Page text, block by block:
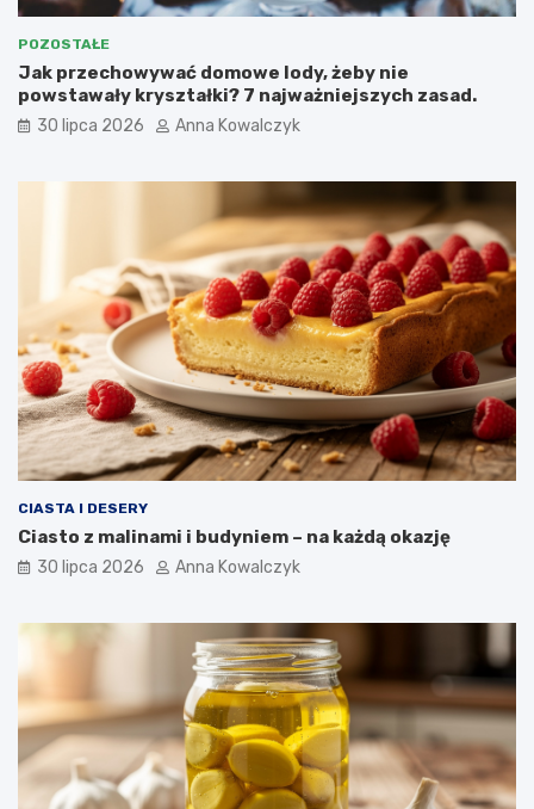
POZOSTAŁE
Jak przechowywać domowe lody, żeby nie
powstawały kryształki? 7 najważniejszych zasad.
30 lipca 2026 Anna Kowalczyk
CIASTA I DESERY
Ciasto z malinami i budyniem – na każdą okazję
30 lipca 2026 Anna Kowalczyk